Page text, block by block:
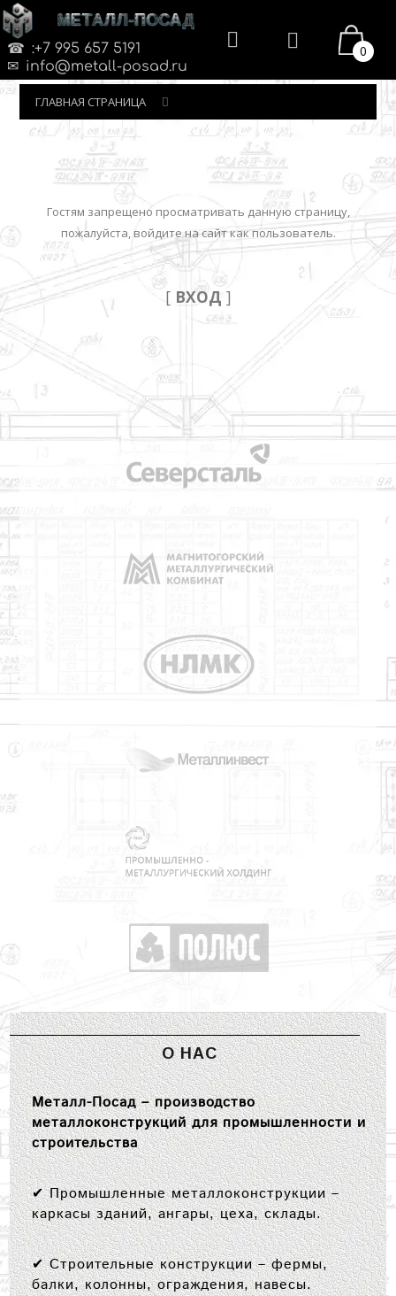
МЕТАЛЛ-ПОСАД
:+7 995 657 5191
info@metall-posad.ru
0
ГЛАВНАЯ СТРАНИЦА
Гостям запрещено просматривать данную страницу,
пожалуйста, войдите на сайт как пользователь.
[ ВХОД ]
О НАС
Металл-Посад – производство
металлоконструкций для промышленности и
строительства
✔Промышленные металлоконструкции–
каркасы зданий, ангары, цеха, склады.
✔Строительные конструкции– фермы,
балки, колонны, ограждения, навесы.